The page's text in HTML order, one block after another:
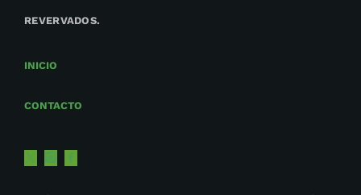
REVERVADOS.
INICIO
CONTACTO